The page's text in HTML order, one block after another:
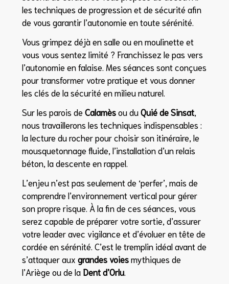
les techniques de progression et de sécurité afin
de vous garantir l’autonomie en toute sérénité.
Vous grimpez déjà en salle ou en moulinette et
vous vous sentez limité ? Franchissez le pas vers
l’autonomie en falaise. Mes séances sont conçues
pour transformer votre pratique et vous donner
les clés de la sécurité en milieu naturel.
Sur les parois deCalamèsou duQuié de Sinsat
nous travaillerons les techniques indispensables :
la lecture du rocher pour choisir son itinéraire, le
mousquetonnage fluide, l’installation d’un relais
béton, la descente en rappel.
L’enjeu n’est pas seulement de ‘perfer’, mais de
comprendre l’environnement vertical pour gérer
son propre risque. À la fin de ces séances, vous
serez capable de préparer votre sortie, d’assurer
votre leader avec vigilance et d’évoluer en tête de
cordée en sérénité. C’est le tremplin idéal avant de
s’attaquer auxgrandes voiesmythiques de
l’Ariège ou de la Dent d’Orlu